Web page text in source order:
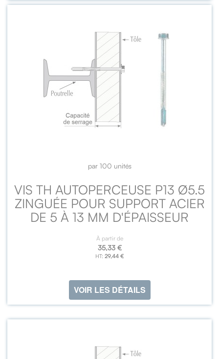
par 100 unités
VIS TH AUTOPERCEUSE P13 Ø5.5
ZINGUÉE POUR SUPPORT ACIER
DE 5 À 13 MM D'ÉPAISSEUR
À partir de
35,33 €
29,44 €
VOIR LES DÉTAILS